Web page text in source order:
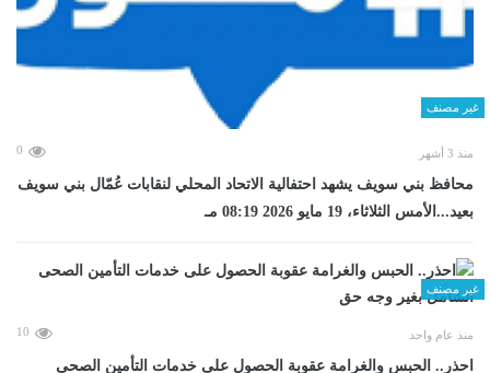
غير مصنف
منذ 3 أشهر 0
محافظ بني سويف يشهد احتفالية الاتحاد المحلي لنقابات عُمّال بني سويف
بعيد...الأمس الثلاثاء، 19 مايو 2026 08:19 مـ
غير مصنف
منذ عام واحد 10
احذر.. الحبس والغرامة عقوبة الحصول على خدمات التأمين الصحى